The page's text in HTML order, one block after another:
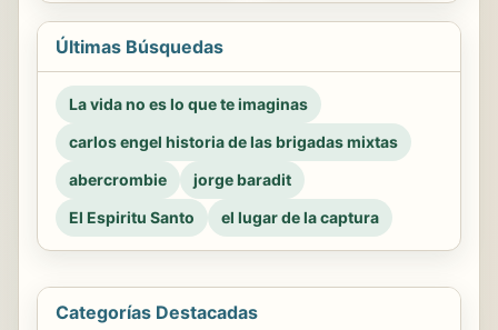
Últimas Búsquedas
La vida no es lo que te imaginas
carlos engel historia de las brigadas mixtas
abercrombie
jorge baradit
El Espiritu Santo
el lugar de la captura
Categorías Destacadas